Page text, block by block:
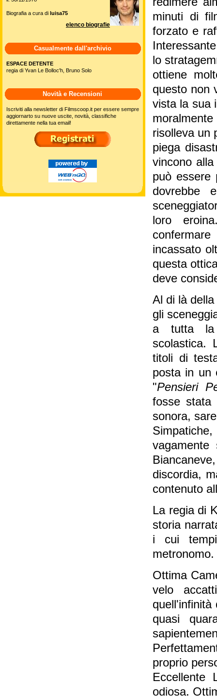
minuti di
forzato e
lo
ottiene
questo non
vista la sua
risolleva un
piega
vincono
può essere
dovrebbe
loro
incassato
questa
deve
Al di là
gli
a tutta la
scolastica.
titoli di
posta in un
"Pensieri
fosse stata
sonora,
discordia,
contenuto
La regia di
storia
i cui
metronomo.
Ottima
velo
quell'infinità
quasi
proprio
Eccellente
odiosa.
Biografia a cura di luisa75
elenco biografie
Casualmente dall'archivio
ESPACE DETENTE
regia di Yvan Le Bolloc'h, Bruno Solo
Novità e Recensioni
Iscriviti alla newsletter di Filmscoop.it per essere sempre
aggiornarto su nuove uscite, novità, classifiche
direttamente nella tua email!